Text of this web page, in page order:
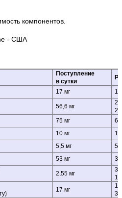
компонентов.
- США
Поступление
в сутки
17 мг
56,6 мг
75 мг
10 мг
5,5 мг
53 мг
2,55 мг
17 мг